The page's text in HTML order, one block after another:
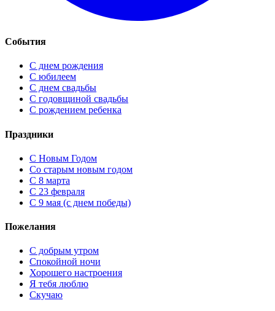
События
С днем рождения
С юбилеем
С днем свадьбы
С годовщиной свадьбы
С рождением ребенка
Праздники
C Новым Годом
Cо старым новым годом
С 8 марта
С 23 февраля
С 9 мая (с днем победы)
Пожелания
С добрым утром
Спокойной ночи
Хорошего настроения
Я тебя люблю
Скучаю